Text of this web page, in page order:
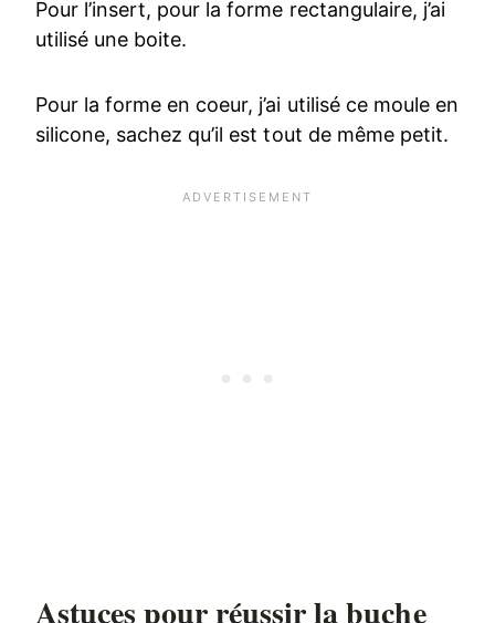
Pour l’insert, pour la forme rectangulaire, j’ai
utilisé une boite.
Pour la forme en coeur, j’ai utilisé ce moule en
silicone, sachez qu’il est tout de même petit.
Astuces pour réussir la buche